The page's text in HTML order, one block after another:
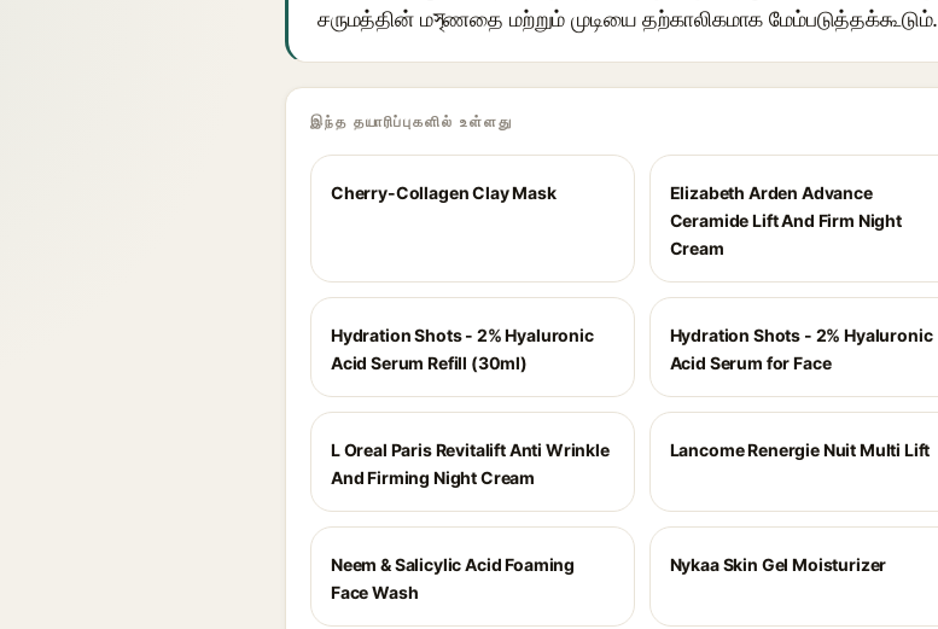
சருமத்தின் மসৃணதை மற்றும் முடியை தற்காலிகமாக மேம்படுத்தக்கூடும்.
இந்த தயாரிப்புகளில் உள்ளது
Cherry-Collagen Clay Mask
Elizabeth Arden Advance
Ceramide Lift And Firm Night
Cream
Hydration Shots - 2% Hyaluronic
Acid Serum Refill (30ml)
Hydration Shots - 2% Hyaluronic
Acid Serum for Face
L Oreal Paris Revitalift Anti Wrinkle
And Firming Night Cream
Lancome Renergie Nuit Multi Lift
Neem & Salicylic Acid Foaming
Face Wash
Nykaa Skin Gel Moisturizer